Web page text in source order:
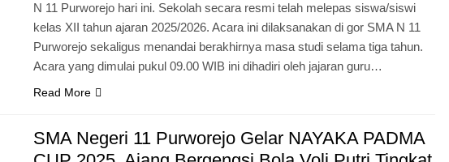
N 11 Purworejo hari ini. Sekolah secara resmi telah melepas siswa/siswi
kelas XII tahun ajaran 2025/2026. Acara ini dilaksanakan di gor SMA N 11
Purworejo sekaligus menandai berakhirnya masa studi selama tiga tahun.
Acara yang dimulai pukul 09.00 WIB ini dihadiri oleh jajaran guru…
Read More
SMA Negeri 11 Purworejo Gelar NAYAKA PADMA